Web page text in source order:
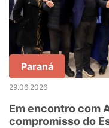
Paraná
29.06.2026
Em encontro com
compromisso do